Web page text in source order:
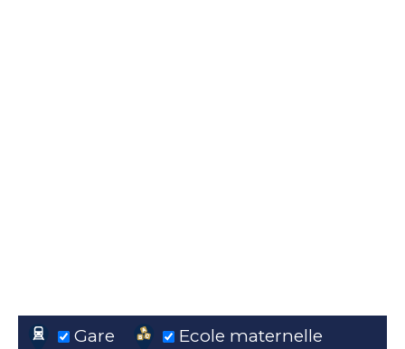
Gare
Ecole maternelle